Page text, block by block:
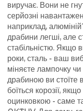
виручає. Вони не
серйозні
наприклад,
драбини легші, але
стабільністю. Якщо
роки, сталь - ваш
міняєте лампочку чи
драбиною ви стоїте
боїться корозії,
оцинковкою - саме